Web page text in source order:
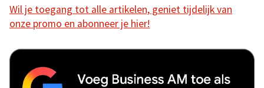
Wil je toegang tot alle artikelen, geniet tijdelijk van
onze promo en abonneer je hier!